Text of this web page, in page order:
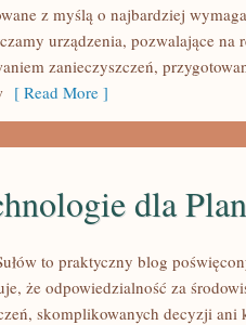
z myślą o najbardziej
urządzenia, pozwalające na
zanieczyszczeń,
[ Read More ]
dla
to praktyczny blog
że odpowiedzialność za
skomplikowanych decyzji ani